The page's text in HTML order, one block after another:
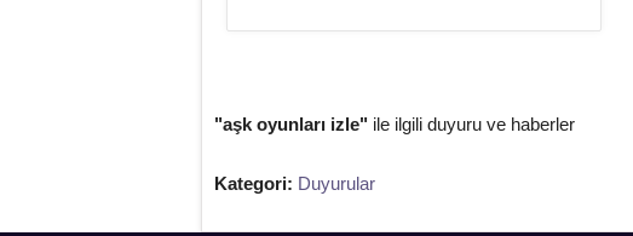
"aşk oyunları izle" ile ilgili duyuru ve haberler
Kategori: Duyurular